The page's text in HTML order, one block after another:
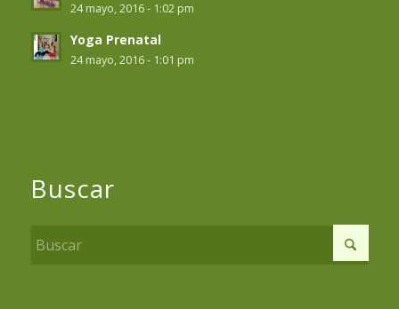
24 mayo, 2016 - 1:02 pm
Yoga Prenatal
24 mayo, 2016 - 1:01 pm
Buscar